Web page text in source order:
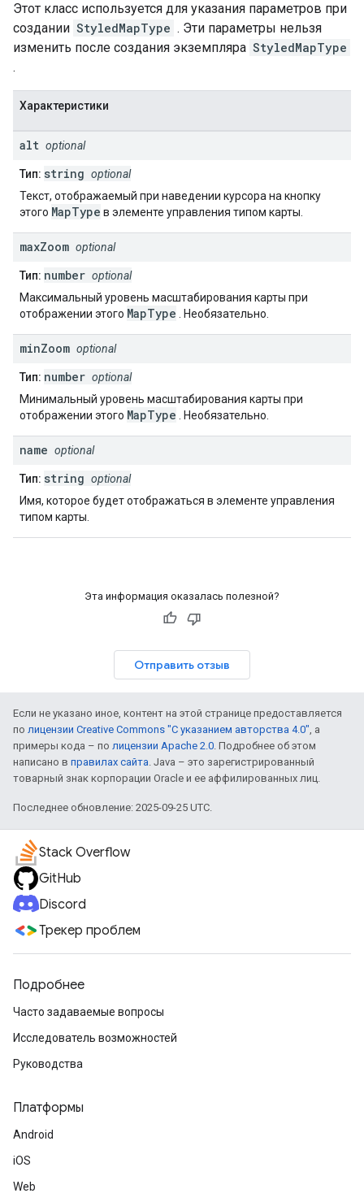
Этот класс используется для указания параметров при
создании StyledMapType . Эти параметры нельзя
изменить после создания экземпляра StyledMapType
.
Характеристики
alt optional
Тип: string optional
Текст, отображаемый при наведении курсора на кнопку
этого MapType в элементе управления типом карты.
maxZoom optional
Тип: number optional
Максимальный уровень масштабирования карты при
отображении этого MapType . Необязательно.
minZoom optional
Тип: number optional
Минимальный уровень масштабирования карты при
отображении этого MapType . Необязательно.
name optional
Тип: string optional
Имя, которое будет отображаться в элементе управления
типом карты.
Эта информация оказалась полезной?
Отправить отзыв
Если не указано иное, контент на этой странице предоставляется
по лицензии Creative Commons "С указанием авторства 4.0", а
примеры кода – по лицензии Apache 2.0. Подробнее об этом
написано в правилах сайта. Java – это зарегистрированный
товарный знак корпорации Oracle и ее аффилированных лиц.
Последнее обновление: 2025-09-25 UTC.
Stack Overflow
GitHub
Discord
Трекер проблем
Подробнее
Часто задаваемые вопросы
Исследователь возможностей
Руководства
Платформы
Android
iOS
Web